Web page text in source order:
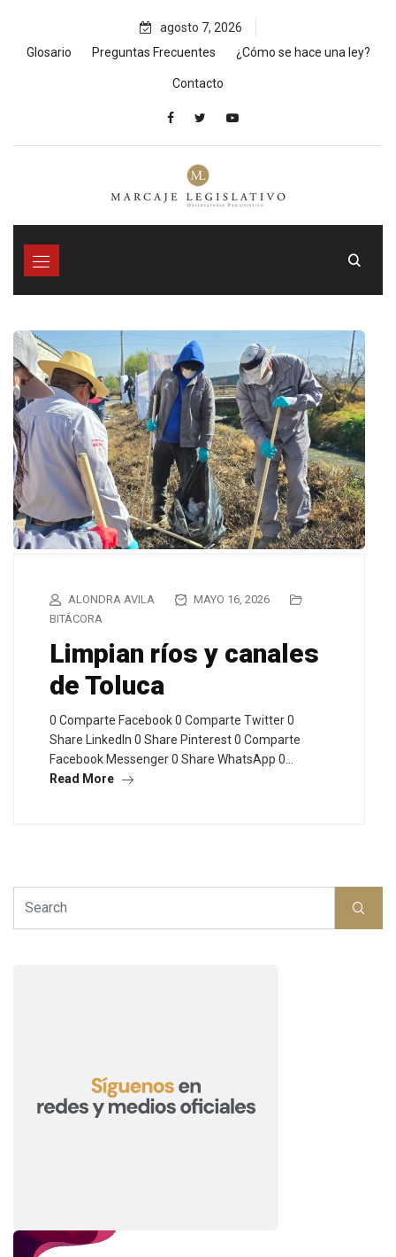
content
agosto 7, 2026
Glosario
Preguntas Frecuentes ¿Cómo se hace una ley?
Contacto
ALONDRA AVILA
MAYO 16, 2026
BITÁCORA
Limpian ríos y canales
de Toluca
0 Comparte Facebook 0 Comparte Twitter 0
Share LinkedIn 0 Share Pinterest 0 Comparte
Facebook Messenger 0 Share WhatsApp 0…
Read More